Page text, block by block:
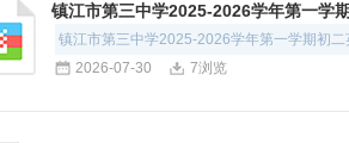
镇江市第三中学2025-2026学年第一学
镇江市第三中学2025-2026学年第一学期初二
2026-07-30
7浏览